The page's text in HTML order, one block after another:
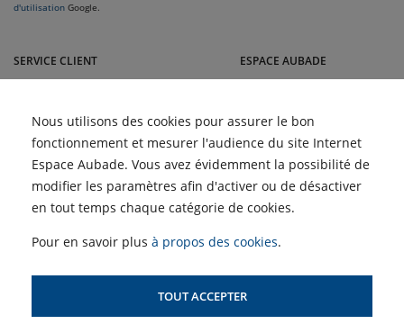
d'utilisation Google.
Montélimar, Aubenas, Valence, Romans, Echirolles, Voiron et Nyons
SERVICE CLIENT
NOUS CONTACTER
NOS SERVICES
BLOG
est-elle vraiment rentable
Guiraud
ACTUALITÉS
et du Carrelage chez
ESPACE AUBADE
RECRUTEMENT
Nous utilisons des cookies pour assurer le bon
fonctionnement et mesurer l'audience du site Internet
Espace Aubade. Vous avez évidemment la possibilité de
modifier les paramètres afin d'activer ou de désactiver
en tout temps chaque catégorie de cookies.
Pour en savoir plus à propos des cookies.
TOUT ACCEPTER